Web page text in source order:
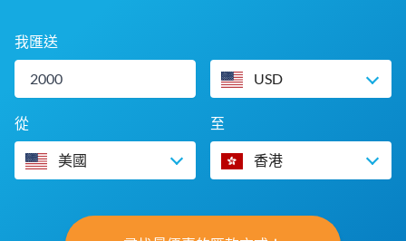
我匯送
USD
從
美國
至
香港